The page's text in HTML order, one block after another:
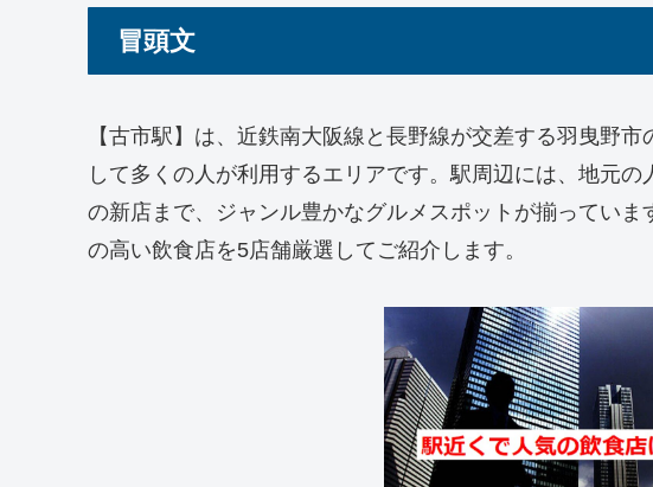
冒頭文
【古市駅】は、近鉄南大阪線と長野線が交差する羽曳野
して多くの人が利用するエリアです。駅周辺には、地元
の新店まで、ジャンル豊かなグルメスポットが揃ってい
の高い飲食店を5店舗厳選してご紹介します。